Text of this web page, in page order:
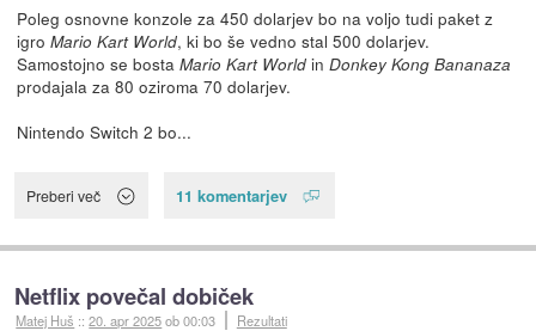
Poleg osnovne konzole za 450 dolarjev bo na voljo tudi paket z
igro Mario Kart World, ki bo še vedno stal 500 dolarjev.
Samostojno se bosta Mario Kart Worldin Donkey Kong Bananaza
prodajala za 80 oziroma 70 dolarjev.
Nintendo Switch 2 bo...
Preberi več 11 komentarjev
Netflix povečal dobiček
Matej Huš ::20. apr 2025ob 00:03 Rezultati